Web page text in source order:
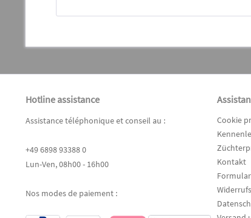
Hotline assistance
Assistance téléphonique et conseil au :
+49 6898 93388 0
Lun-Ven, 08h00 - 16h00
Nos modes de paiement :
Cookie
Kontakt